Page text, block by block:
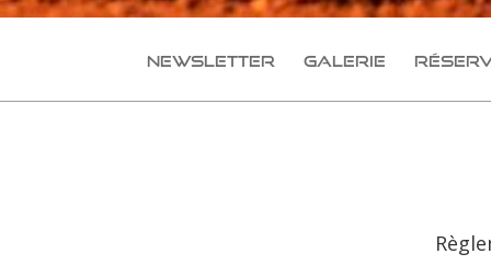
Newsletter Galerie